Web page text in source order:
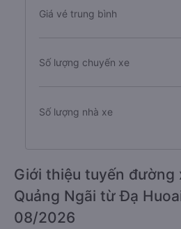
Giá vé trung bình
Số lượng chuyến xe
Số lượng nhà xe
Giới thiệu tuyến
Quảng Ngãi từ Đạ
08/2026